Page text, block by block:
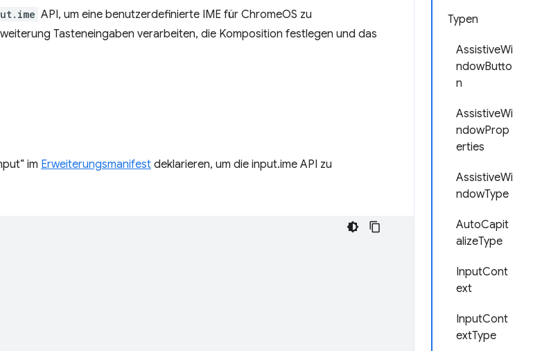
Typen
AssistiveWi
ndowButto
n
AssistiveWi
ndowProp
erties
AssistiveWi
ndowType
AutoCapit
alizeType
InputCont
ext
InputCont
extType
API, um eine benutzerdefinierte IME für ChromeOS zu
Tasteneingaben verarbeiten, die Komposition festlegen und das
im Erweiterungsmanifest deklarieren, um die input.ime API zu